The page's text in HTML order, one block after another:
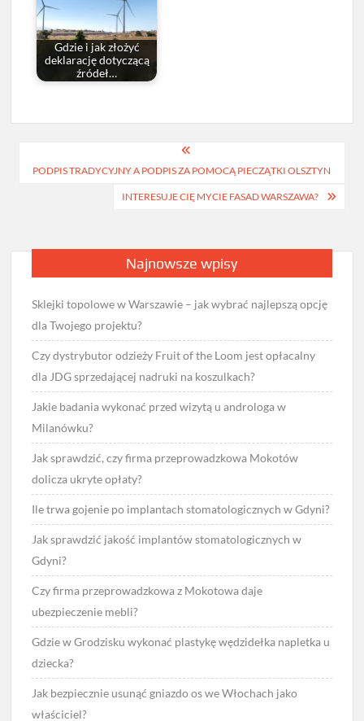
Gdzie i jak złożyć
deklarację dotyczącą
źródeł…
wpisu
PODPIS TRADYCYJNY A PODPIS ZA POMOCĄ PIECZĄTKI OLSZTYN
INTERESUJE CIĘ MYCIE FASAD WARSZAWA?
Najnowsze wpisy
Sklejki topolowe w Warszawie – jak wybrać najlepszą opcję
dla Twojego projektu?
Czy dystrybutor odzieży Fruit of the Loom jest opłacalny
dla JDG sprzedającej nadruki na koszulkach?
Jakie badania wykonać przed wizytą u androloga w
Milanówku?
Jak sprawdzić, czy firma przeprowadzkowa Mokotów
dolicza ukryte opłaty?
Ile trwa gojenie po implantach stomatologicznych w Gdyni?
Jak sprawdzić jakość implantów stomatologicznych w
Gdyni?
Czy firma przeprowadzkowa z Mokotowa daje
ubezpieczenie mebli?
Gdzie w Grodzisku wykonać plastykę wędzidełka napletka u
dziecka?
Jak bezpiecznie usunąć gniazdo os we Włochach jako
właściciel?